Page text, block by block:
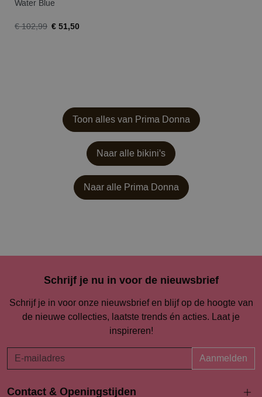
Water Blue
€ 102,99 € 51,50
Toon alles van Prima Donna
Naar alle bikini's
Naar alle Prima Donna
Schrijf je nu in voor de nieuwsbrief
Schrijf je in voor onze nieuwsbrief en blijf op de hoogte van
de nieuwe collecties, laatste trends én acties. Laat je
inspireren!
Aanmelden
Contact & Openingstijden